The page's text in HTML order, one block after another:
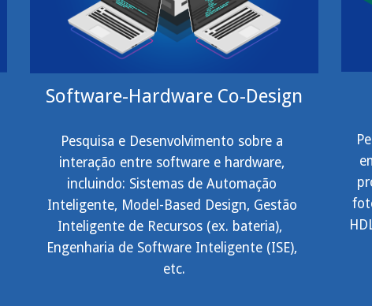
Software-Hardware Co-Design
Pesquisa e Desenvolvimento sobre a
interação entre software e hardware,
incluindo: Sistemas de Automação
Inteligente, Model-Based Design, Gestão
Inteligente de Recursos (ex. bateria),
Engenharia de Software Inteligente (ISE),
etc.